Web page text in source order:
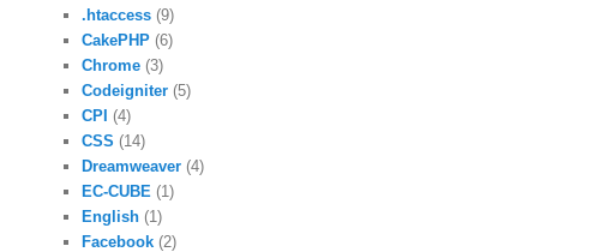
.htaccess (9)
CakePHP (6)
Chrome (3)
Codeigniter (5)
CPI (4)
CSS (14)
Dreamweaver (4)
EC-CUBE (1)
English (1)
Facebook (2)